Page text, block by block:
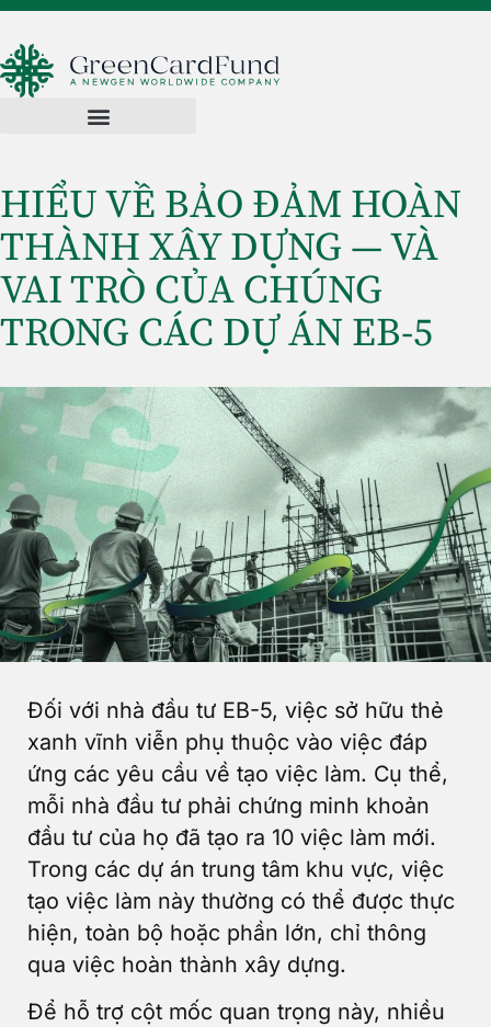
HIỂU VỀ BẢO ĐẢM HOÀN
THÀNH XÂY DỰNG — VÀ
VAI TRÒ CỦA CHÚNG
TRONG CÁC DỰ ÁN EB-5
Đối với nhà đầu tư EB-5, việc sở hữu thẻ
xanh vĩnh viễn phụ thuộc vào việc đáp
ứng các yêu cầu về tạo việc làm. Cụ thể,
mỗi nhà đầu tư phải chứng minh khoản
đầu tư của họ đã tạo ra 10 việc làm mới.
Trong các dự án trung tâm khu vực, việc
tạo việc làm này thường có thể được thực
hiện, toàn bộ hoặc phần lớn, chỉ thông
qua việc hoàn thành xây dựng.
Để hỗ trợ cột mốc quan trọng này, nhiều